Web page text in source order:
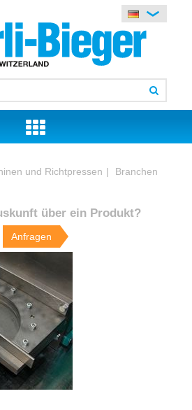
und Richtpressen
Branchen
über ein Produkt?
Anfragen